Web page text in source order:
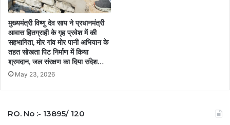
मुख्यमंत्री विष्णु देव साय ने प्रधानमंत्री
आवास हितग्राही के गृह प्रवेश में की
सहभागिता, मोर गांव मोर पानी अभियान के
तहत सोखता पिट निर्माण में किया
श्रमदान, जल संरक्षण का दिया संदेश…
May 23, 2026
RO. No :- 13895/ 120